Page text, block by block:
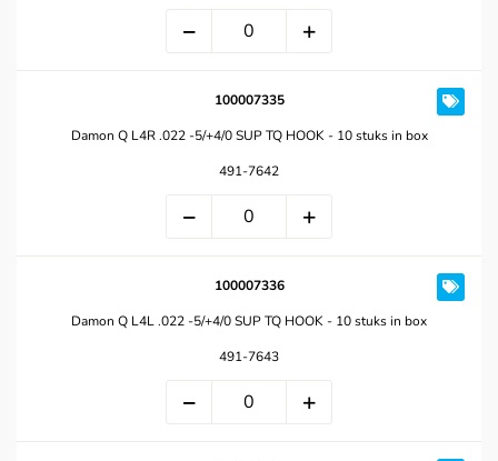
100007335
Damon Q L4R .022 -5/+4/0 SUP TQ HOOK - 10 stuks in box
491-7642
100007336
Damon Q L4L .022 -5/+4/0 SUP TQ HOOK - 10 stuks in box
491-7643